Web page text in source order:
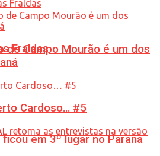
Fraldas
em 3º lugar no Paraná
de Campo Mourão é um dos
Cardoso… #5